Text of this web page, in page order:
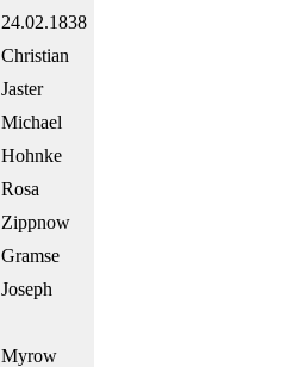
24.02.1838
Christian
Jaster
Michael
Hohnke
Rosa
Zippnow
Gramse
Joseph
Myrow